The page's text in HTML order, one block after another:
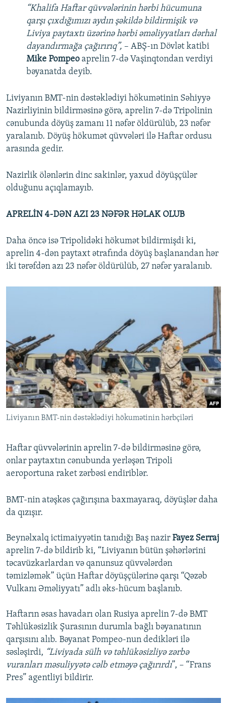
“Khalifa Haftar qüvvələrinin hərbi hücumuna
qarşı çıxdığımızı aydın şəkildə bildirmişik və
Liviya paytaxtı üzərinə hərbi əməliyyatları dərhal
dayandırmağa çağırırıq”, – ABŞ-ın Dövlət katibi
Mike Pompeo aprelin 7-də Vaşinqtondan verdiyi
bəyanatda deyib.
Liviyanın BMT-nin dəstəklədiyi hökumətinin Səhiyyə
Nazirliyinin bildirməsinə görə, aprelin 7-də Tripolinin
cənubunda döyüş zamanı 11 nəfər öldürülüb, 23 nəfər
yaralanıb. Döyüş hökumət qüvvələri ilə Haftar ordusu
arasında gedir.
Nazirlik ölənlərin dinc sakinlər, yaxud döyüşçülər
olduğunu açıqlamayıb.
APRELİN 4-DƏN AZI 23 NƏFƏR HƏLAK OLUB
Daha öncə isə Tripolidəki hökumət bildirmişdi ki,
aprelin 4-dən paytaxt ətrafında döyüş başlanandan hər
iki tərəfdən azı 23 nəfər öldürülüb, 27 nəfər yaralanıb.
Liviyanın BMT-nin dəstəklədiyi hökumətinin hərbçiləri
Haftar qüvvələrinin aprelin 7-də bildirməsinə görə,
onlar paytaxtın cənubunda yerləşən Tripoli
aeroportuna raket zərbəsi endiriblər.
BMT-nin atəşkəs çağırışına baxmayaraq, döyüşlər daha
da qızışır.
Beynəlxalq ictimaiyyətin tanıdığı Baş nazir Fayez Serraj
aprelin 7-də bildirib ki, “Liviyanın bütün şəhərlərini
təcavüzkarlardan və qanunsuz qüvvələrdən
təmizləmək” üçün Haftar döyüşçülərinə qarşı “Qəzəb
Vulkanı Əməliyyatı” adlı əks-hücum başlanıb.
Haftarın əsas havadarı olan Rusiya aprelin 7-də BMT
Təhlükəsizlik Şurasının durumla bağlı bəyanatının
qarşısını alıb. Bəyanat Pompeo-nun dedikləri ilə
səsləşirdi, “Liviyada sülh və təhlükəsizliyə zərbə
vuranları məsuliyyətə cəlb etməyə çağırırdı”, – “Frans
Pres” agentliyi bildirir.